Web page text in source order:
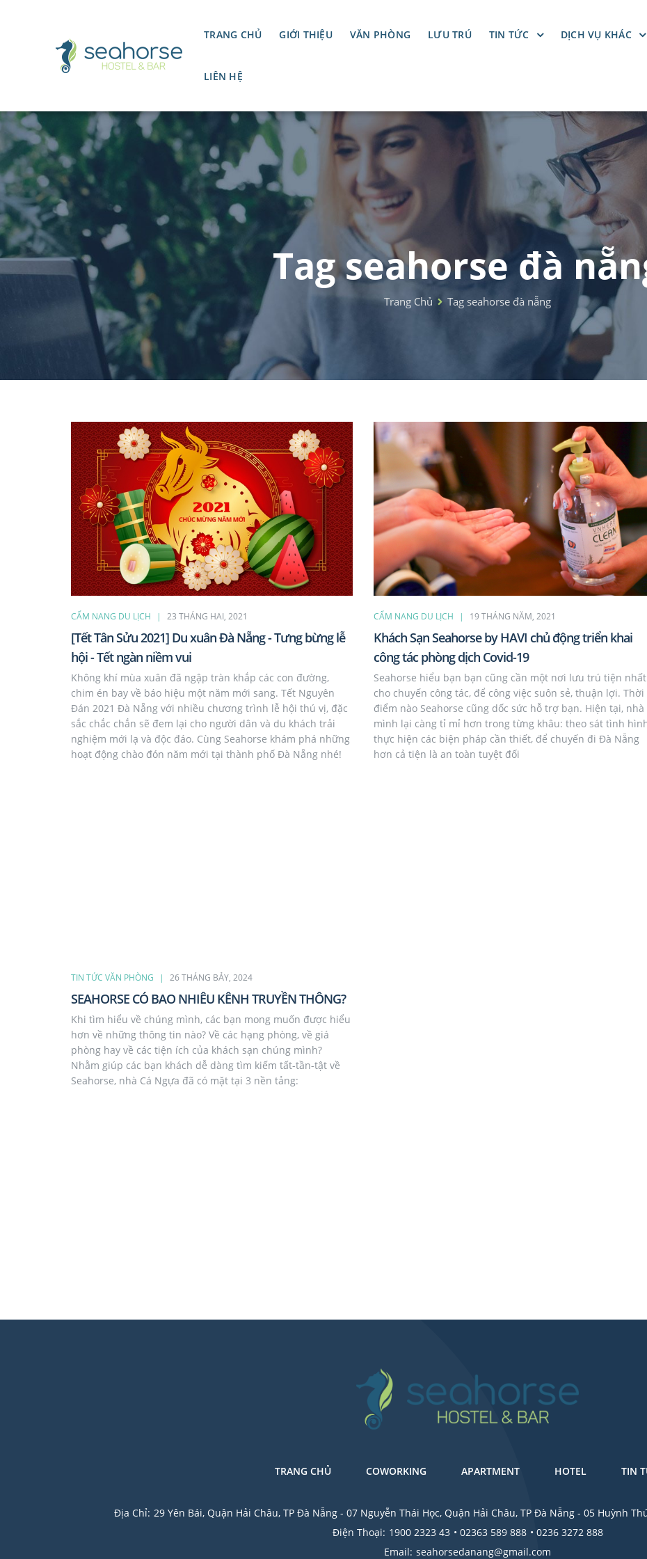
TRANG CHỦ GIỚI THIỆU VĂN PHÒNG LƯU TRÚ TIN TỨC DỊCH VỤ KHÁC
LIÊN HỆ
Trang Chủ Tag seahorse đà nẵng
Tag seahorse đà
CẨM NANG DU LỊCH 23 THÁNG HAI, 2021
[Tết Tân Sửu 2021] Du xuân Đà Nẵng - Tưng bừng lễ
hội - Tết ngàn niềm vui
Không khí mùa xuân đã ngập tràn khắp các con đường,
chim én bay về báo hiệu một năm mới sang. Tết Nguyên
Đán 2021 Đà Nẵng với nhiều chương trình lễ hội thú vị, đặc
sắc chắc chắn sẽ đem lại cho người dân và du khách trải
nghiệm mới lạ và độc đáo. Cùng Seahorse khám phá những
hoạt động chào đón năm mới tại thành phố Đà Nẵng nhé!
CẨM NANG DU LỊCH 19 THÁNG NĂM, 2021
Khách Sạn Seahorse by HAVI chủ động triển khai
công tác phòng dịch Covid-19
Seahorse hiểu bạn bạn cũng cần một nơi lưu trú tiện nhất
cho chuyến công tác, để công việc suôn sẻ, thuận lợi. Thời
điểm nào Seahorse cũng dốc sức hỗ trợ bạn. Hiện tại, nhà
mình lại càng tỉ mỉ hơn trong từng khâu: theo sát tình
thực hiện các biện pháp cần thiết, để chuyến đi Đà Nẵng
hơn cả tiện là an toàn tuyệt đối
TIN TỨC VĂN PHÒNG 26 THÁNG BẢY, 2024
SEAHORSE CÓ BAO NHIÊU KÊNH TRUYỀN THÔNG?
Khi tìm hiểu về chúng mình, các bạn mong muốn được hiểu
hơn về những thông tin nào? Về các hạng phòng, về giá
phòng hay về các tiện ích của khách sạn chúng mình?
Nhằm giúp các bạn khách dễ dàng tìm kiếm tất-tần-tật về
Seahorse, nhà Cá Ngựa đã có mặt tại 3 nền tảng:
TRANG CHỦ COWORKING APARTMENT HOTEL TIN
Địa Chỉ: 29 Yên Bái, Quận Hải Châu, TP Đà Nẵng - 07 Nguyễn Thái Học, Quận Hải Châu, TP Đà Nẵng - 05 Huỳnh
Điện Thoại: 1900 2323 43 • 02363 589 888 • 0236 3272 888
Email: seahorsedanang@gmail.com